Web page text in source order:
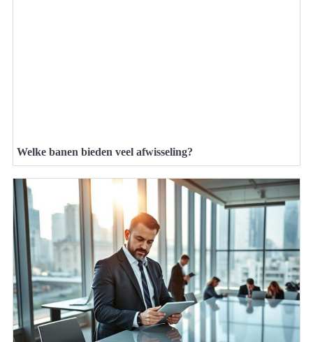
Welke banen bieden veel afwisseling?